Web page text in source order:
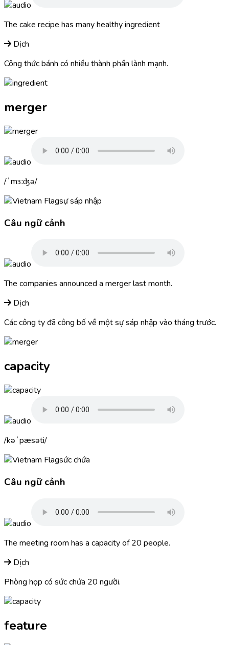
The cake recipe has many healthyingredient
Dịch
Công thức bánh có nhiều thành phần lành mạnh.
merger
ˈmɜːʤə
sự sáp nhập
Câu ngữ cảnh
The companies announced a mergerlast month.
Dịch
Các công ty đã công bố về một sự sáp nhập vào tháng trước.
capacity
kəˈpæsəti
sức chứa
Câu ngữ cảnh
The meeting room has a capacityof 20 people.
Dịch
Phòng họp có sức chứa 20 người.
feature